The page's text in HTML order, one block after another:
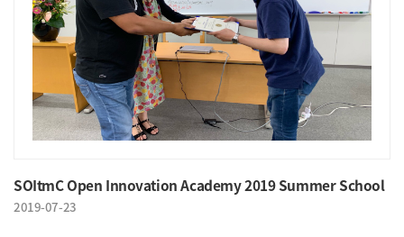
SOItmC Open Innovation Academy 2019 Summer School
2019-07-23